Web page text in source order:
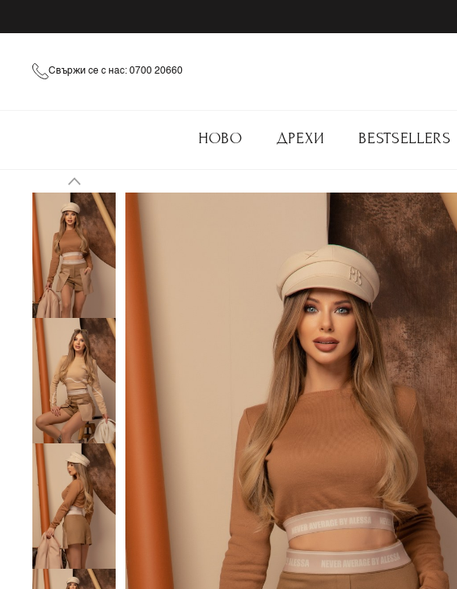
Свържи се с нас: 0700 20660
НОВО ДРЕХИ BESTSELLERS